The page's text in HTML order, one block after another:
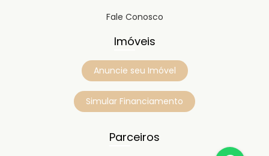
Fale Conosco
Imóveis
Anuncie seu Imóvel
Simular Financiamento
Parceiros